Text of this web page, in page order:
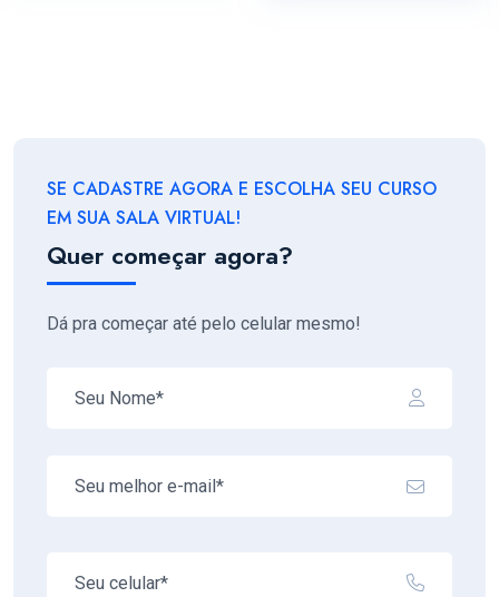
SE CADASTRE AGORA E ESCOLHA SEU CURSO
EM SUA SALA VIRTUAL!
Quer começar agora?
Dá pra começar até pelo celular mesmo!